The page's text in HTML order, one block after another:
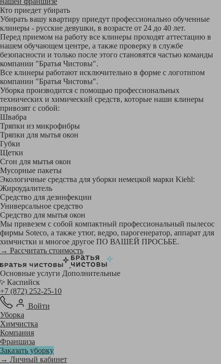
Кто приедет убирать
Убирать вашу квартиру приедут профессионально обученные
клинеры - русские девушки, в возрасте от 24 до 40 лет.
Перед приемом на работу все клинеры проходят аттестацию в
нашем обучающем центре, а также проверку в службе
безопасности и только после этого становятся частью команды
компании "Братья Чистовы".
Все клинеры работают исключительно в форме с логотипом
компании "Братья Чистовы".
Уборка производится с помощью профессиональных
технических и химический средств, которые наши клинеры
привозят с собой:
Швабра
Тряпки из микрофибры
Тряпки для мытья окон
Губки
Щетки
Сгон для мытья окон
Мусорные пакеты
Экологичные средства для уборки немецкой марки Kiehl:
Жироудалитель
Средство для дезинфекции
Универсальное средство
Средство для мытья окон
Мы привезем с собой компактный профессиональный пылесос
фирмы Soteco, а также утюг, ведро, парогенератор, аппарат для
химчистки и многое другое ПО ВАШЕЙ ПРОСЬБЕ.
→ Рассчитать стоимость
Основные услуги Дополнительные
Каспийск
+7 (872) 252-25-10
Войти
Уборка
Химчистка
Компания
Франшиза
Заказать уборку
→ Личный кабинет